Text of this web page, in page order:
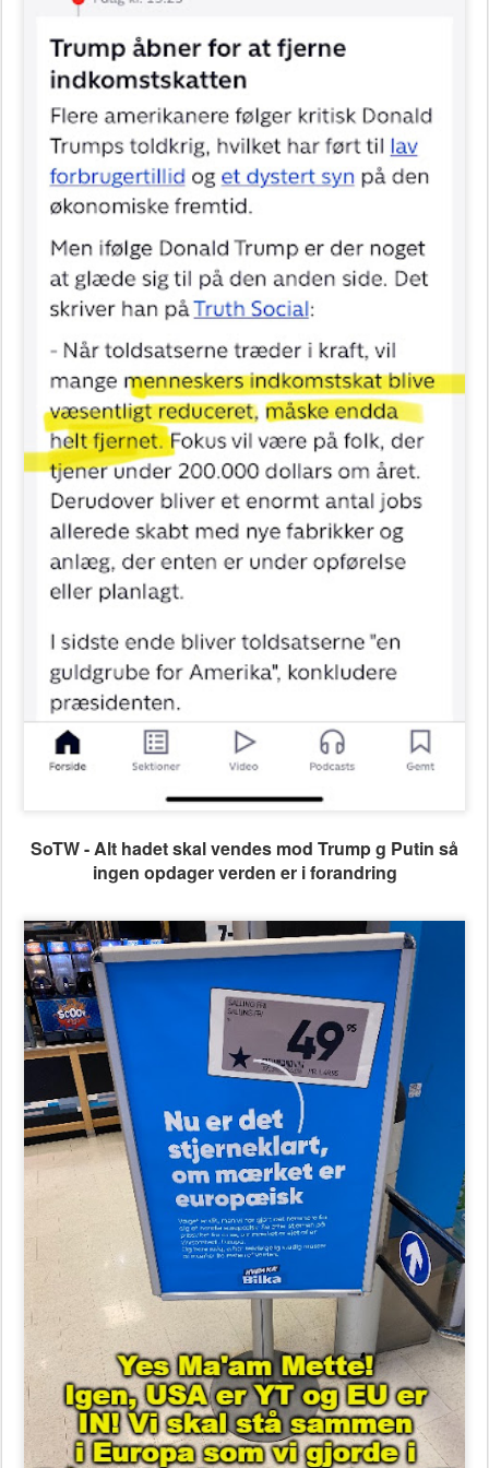
SoTW - Alt hadet skal vendes mod Trump g Putin så
ingen opdager verden er i forandring